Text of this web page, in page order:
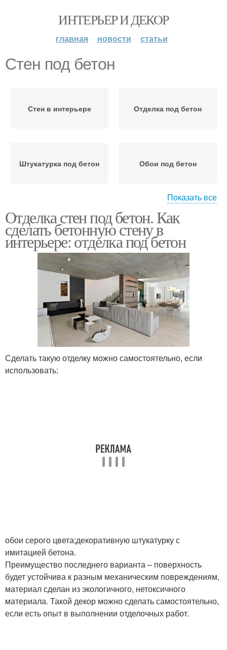
ИНТЕРЬЕР И ДЕКОР
главная новости статьи
Стен под бетон
Стен в интерьере Отделка под бетон
Штукатурка под бетон Обои под бетон
Отделки под бетон
Показать все
Отделка стен под бетон. Как
сделать бетонную стену в
интерьере: отделка под бетон
Сделать такую отделку можно самостоятельно, если
использовать:
обои серого цвета;декоративную штукатурку с
имитацией бетона.
Преимущество последнего варианта – поверхность
будет устойчива к разным механическим повреждениям,
материал сделан из экологичного, нетоксичного
материала. Такой декор можно сделать самостоятельно,
если есть опыт в выполнении отделочных работ.